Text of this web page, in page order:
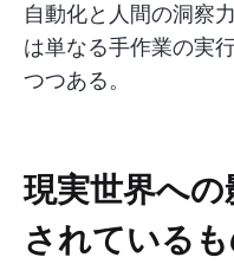
自動化と人間の洞察
は単なる手作業の実
つつある。
現実世界へ
されている